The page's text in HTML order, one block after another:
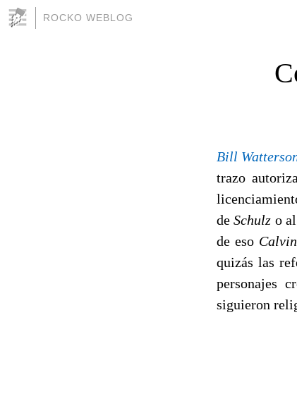
ROCKO WEBLOG
Bill
trazo
deSchulz o
de eso
quizás las
personajes
siguieron